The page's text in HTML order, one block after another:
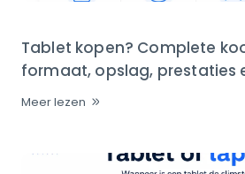
Tablet kopen? Complete
formaat, opslag, prestaties
Meer lezen